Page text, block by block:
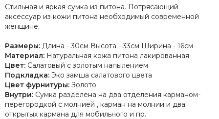
Стильная и яркая сумка из питона. Потрясающий
аксессуар из кожи питона необходимый современной
женщине.
Размеры: Длина - 30см Высота - 33см Ширина - 16см
Материал: Натуральная кожа питона лакированная
Цвет: Салатовый с золотым напылением
Подкладка: Эко замша салатового цвета
Цвет фурнитуры: Золото
Внутри: Сумка разделена на два отделения карманом-
перегородкой с молнией , карман на молнии и два
открытых кармана для мобильного и пр.